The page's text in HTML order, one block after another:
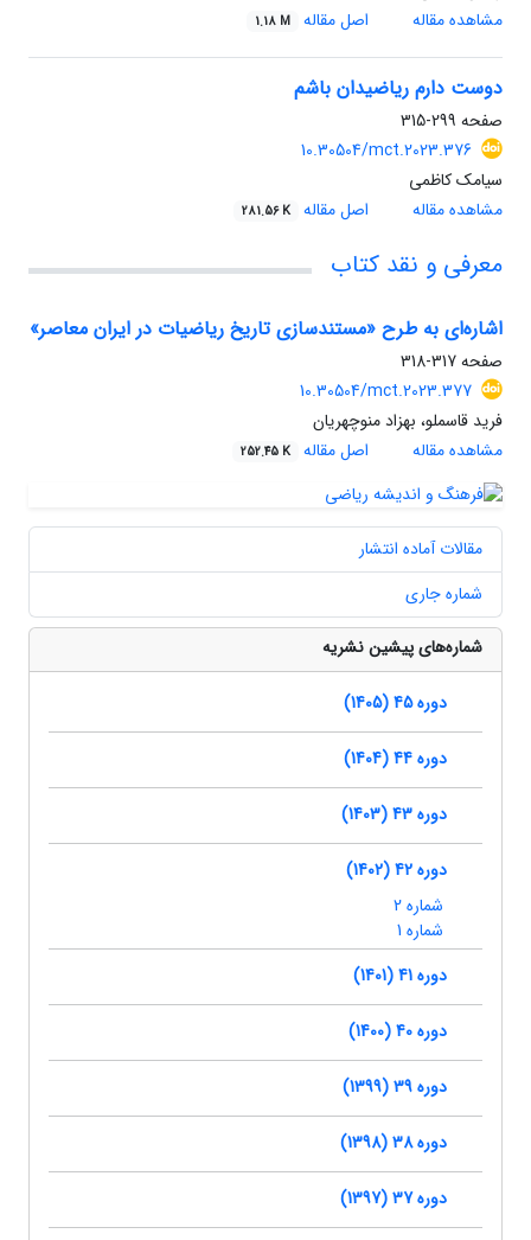
مشاهده مقاله
اصل مقاله 1.18 M
دوست دارم ریاضیدان باشم
صفحه 299-315
10.30504/mct.2023.376
سیامک کاظمی
مشاهده مقاله
اصل مقاله 281.56 K
معرفی و نقد کتاب
اشاره‌­ای به طرح «‎مستندسازی تاریخ ریاضیات در ایران معاصر‎»
صفحه317-318
10.30504/mct.2023.377
فرید قاسملو، بهزاد منوچهریان
مشاهده مقاله
اصل مقاله 252.45 K
مقالات آماده انتشار
شماره جاری
شماره‌های پیشین نشریه
دوره 45 (1405)
دوره 44 (1404)
دوره 43 (1403)
دوره 42 (1402)
شماره 2
شماره 1
دوره 41 (1401)
دوره 40 (1400)
دوره 39 (1399)
دوره 38 (1398)
دوره 37 (1397)